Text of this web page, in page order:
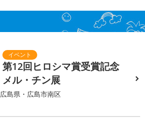
第12回ヒロシマ賞受賞記念
メル・チン展
広島県・広島市南区